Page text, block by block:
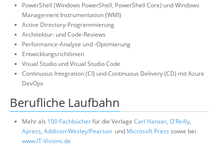
PowerShell (Windows PowerShell, PowerShell Core) und Windows
Management Instrumentation (WMI)
Active Directory-Programmierung
Architektur- und Code-Reviews
Performance-Analyse und -Optimierung
Entwicklungsrichtlinien
Visual Studio und Visual Studio Code
Continuous Integration (CI) und Continuous Delivery (CD) mit Azure
DevOps
Berufliche Laufbahn
Mehr als 100 Fachbücherfür die Verlage Carl Hanser, O'Reilly,
Apress, Addison-Wesley/Pearson und Microsoft Press sowie bei
www.IT-Visions.de